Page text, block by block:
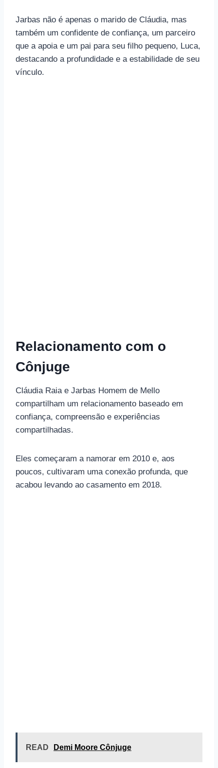
Jarbas não é apenas o marido de Cláudia, mas
também um confidente de confiança, um parceiro
que a apoia e um pai para seu filho pequeno, Luca,
destacando a profundidade e a estabilidade de seu
vínculo.
Relacionamento com o
Cônjuge
Cláudia Raia e Jarbas Homem de Mello
compartilham um relacionamento baseado em
confiança, compreensão e experiências
compartilhadas.
Eles começaram a namorar em 2010 e, aos
poucos, cultivaram uma conexão profunda, que
acabou levando ao casamento em 2018.
READ Demi Moore Cônjuge